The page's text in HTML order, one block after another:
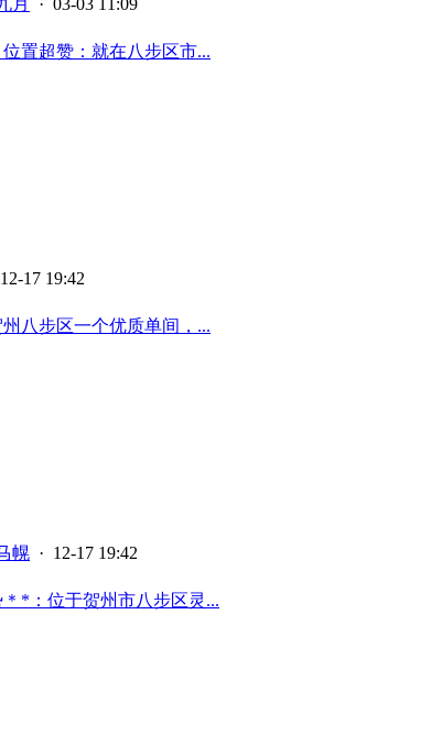
月
· 03-03 11:09
置超赞：就在八步区市...
17 19:42
八步区一个优质单间，...
幌 · 12-17 19:42
*：位于贺州市八步区灵...